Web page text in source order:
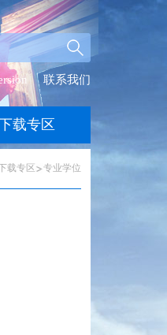
联系我们
载专区
载专区 专业学位